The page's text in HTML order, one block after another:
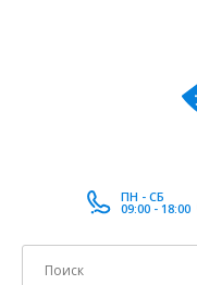
ПН - СБ
09:00 - 18:00